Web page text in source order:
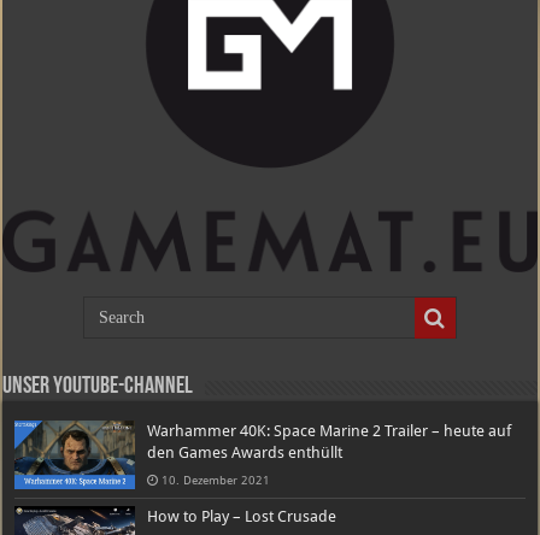
Unser Youtube-Channel
Warhammer 40K: Space Marine 2 Trailer – heute auf
den Games Awards enthüllt
10. Dezember 2021
How to Play – Lost Crusade